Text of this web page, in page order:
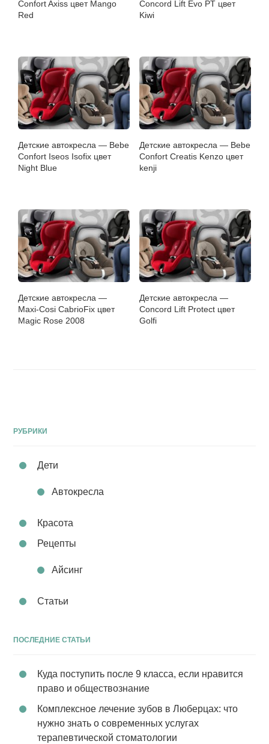
Confort Axiss цвет Mango
Red
Concord Lift Evo PT цвет
Kiwi
Детские автокресла — Bebe
Confort Iseos Isofix цвет
Night Blue
Детские автокресла — Bebe
Confort Creatis Kenzo цвет
kenji
Детские автокресла —
Maxi-Cosi CabrioFix цвет
Magic Rose 2008
Детские автокресла —
Concord Lift Protect цвет
Golfi
РУБРИКИ
Дети
Автокресла
Красота
Рецепты
Айсинг
Статьи
ПОСЛЕДНИЕ СТАТЬИ
Куда поступить после 9 класса, если нравится
право и обществознание
Комплексное лечение зубов в Люберцах: что
нужно знать о современных услугах
терапевтической стоматологии